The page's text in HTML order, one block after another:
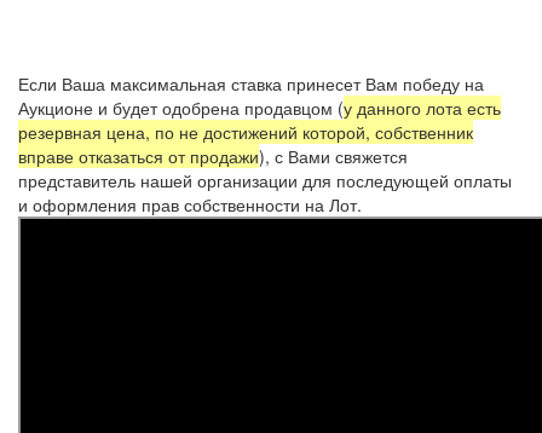
Если Ваша максимальная ставка принесет Вам победу на
Аукционе и будет одобрена продавцом (у данного лота есть
резервная цена, по не достижений которой, собственник
вправе отказаться от продажи), с Вами свяжется
представитель нашей организации для последующей оплаты
и оформления прав собственности на Лот.